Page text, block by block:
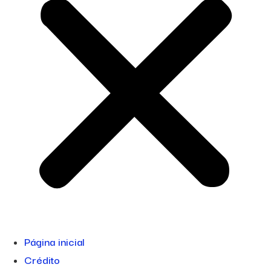
Página inicial
Crédito